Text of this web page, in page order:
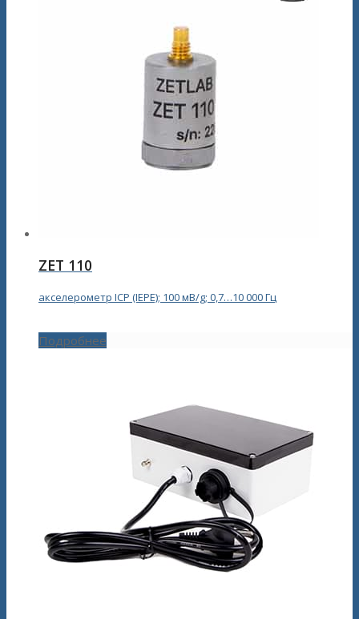
ZET 110
акселерометр ICP (IEPE); 100 мВ/g; 0,7…10 000 Гц
Подробнее